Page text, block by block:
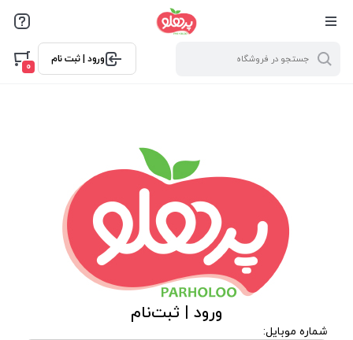
@media screen and (max-width: 500px) { .w-ch{bottom: 125px
!important; left:5px !important;} }
ورود | ثبت نام
0
ورود | ثبت‌نام
شماره موبایل: